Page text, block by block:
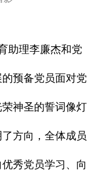
助理李廉杰和党
预备党员面对党
神圣的誓词像灯
方向，全体成员
秀党员学习、向